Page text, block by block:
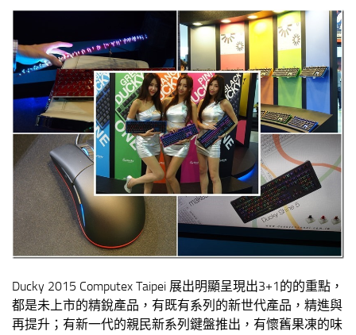
Ducky 2015 Computex Taipei 展出明顯呈現出3+1的的重點，
都是未上市的精銳產品，有既有系列的新世代產品，精進與
再提升；有新一代的親民新系列鍵盤推出，有懷舊果凍的味